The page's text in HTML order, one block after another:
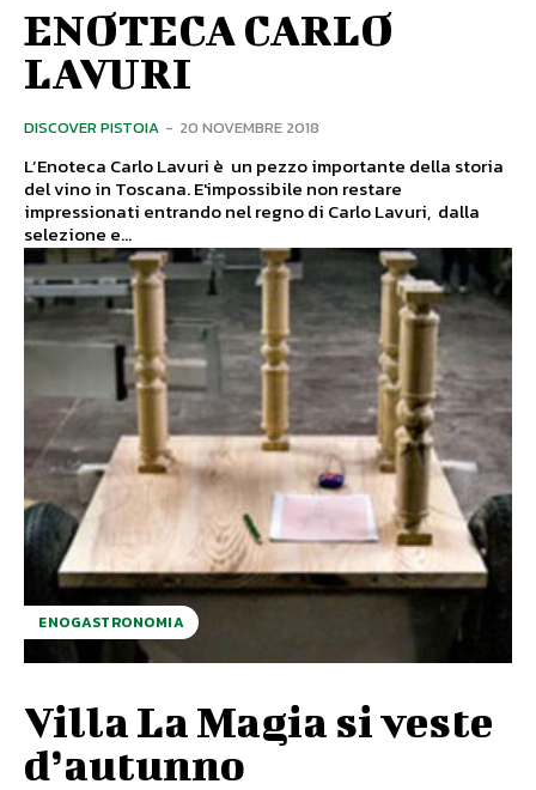
ENOTECA CARLO
LAVURI
DISCOVER PISTOIA - 20 NOVEMBRE 2018
L’Enoteca Carlo Lavuri è un pezzo importante della storia
del vino in Toscana. E'impossibile non restare
impressionati entrando nel regno di Carlo Lavuri, dalla
selezione e...
ENOGASTRONOMIA
Villa La Magia si veste
d’autunno